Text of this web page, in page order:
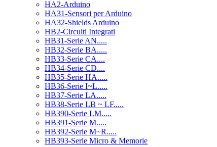
HA2-Arduino
HA31-Sensori per Arduino
HA32-Shields Arduino
HB2-Circuiti Integrati
HB31-Serie AN.....
HB32-Serie BA.....
HB33-Serie CA....
HB34-Serie CD....
HB35-Serie HA.....
HB36-Serie I~L.....
HB37-Serie LA.....
HB38-Serie LB ~ LF.....
HB390-Serie LM.....
HB391-Serie M.....
HB392-Serie M~R.....
HB393-Serie Micro & Memorie